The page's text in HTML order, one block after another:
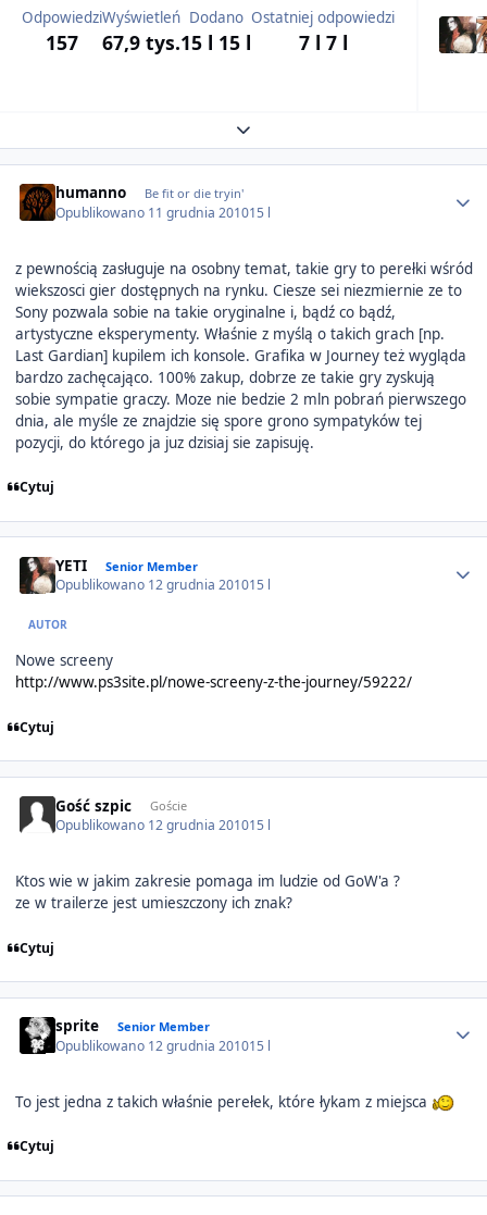
Odpowiedzi
157
Wyświetleń
67,9 tys.
Dodano
15 l 15 l
Ostatniej odpowiedzi
7 l 7 l
Expand topic overview
humanno Be fit or die tryin'
Opublikowano 11 grudnia 201015 l
z pewnością zasługuje na osobny temat, takie gry to perełki wśród
wiekszosci gier dostępnych na rynku. Ciesze sei niezmiernie ze to
Sony pozwala sobie na takie oryginalne i, bądź co bądź,
artystyczne eksperymenty. Właśnie z myślą o takich grach [np.
Last Gardian] kupilem ich konsole. Grafika w Journey też wygląda
bardzo zachęcająco. 100% zakup, dobrze ze takie gry zyskują
sobie sympatie graczy. Moze nie bedzie 2 mln pobrań pierwszego
dnia, ale myśle ze znajdzie się spore grono sympatyków tej
pozycji, do którego ja juz dzisiaj sie zapisuję.
Cytuj
YETI Senior Member
Opublikowano 12 grudnia 201015 l
AUTOR
Nowe screeny
http://www.ps3site.pl/nowe-screeny-z-the-journey/59222/
Cytuj
Gość szpic Goście
Opublikowano 12 grudnia 201015 l
Ktos wie w jakim zakresie pomaga im ludzie od GoW'a ?
ze w trailerze jest umieszczony ich znak?
Cytuj
sprite Senior Member
Opublikowano 12 grudnia 201015 l
To jest jedna z takich właśnie perełek, które łykam z miejsca
Cytuj